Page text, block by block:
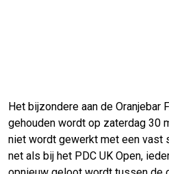
Het bijzondere aan de Oranjebar
gehouden wordt op zaterdag 30
niet wordt gewerkt met een vast
net als bij het PDC UK Open,